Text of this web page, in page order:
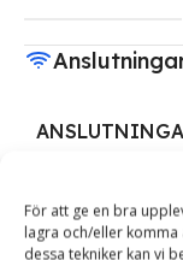
För att ge en bra
lagra och/eller
dessa tekniker kan vi
Batteri